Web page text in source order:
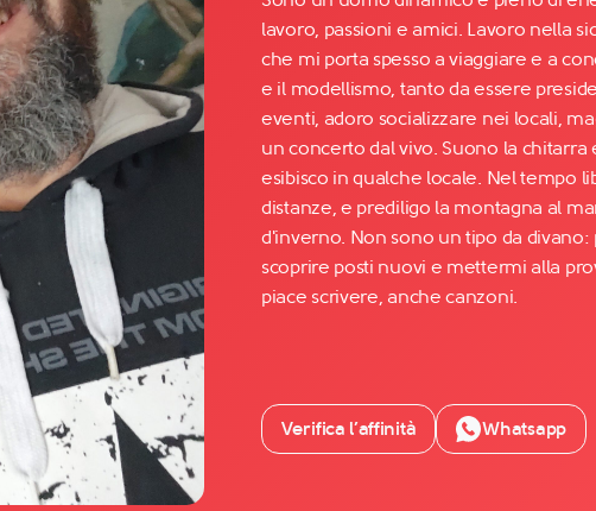
Facebook
YouTube
Instagram
TikTok
lavoro, passioni e amici. Lavoro nella
che mi porta spesso a viaggiare e a
e il modellismo, tanto da essere
eventi, adoro socializzare nei locali,
un concerto dal vivo. Suono la
esibisco in qualche locale. Nel tempo
distanze, e prediligo la montagna al
d'inverno. Non sono un tipo da
scoprire posti nuovi e mettermi alla
piace scrivere, anche canzoni.
Verifica l’affinità Whatsapp